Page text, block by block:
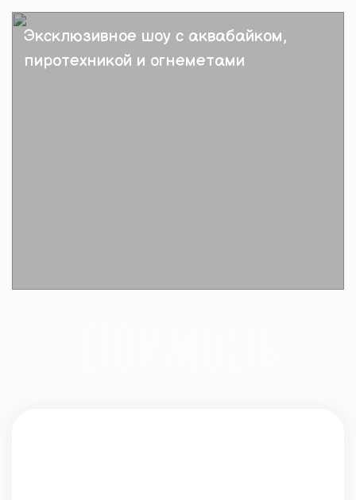
Подробнее
Эксклюзивное шоу с аквабайком,
пиротехникой и огнеметами